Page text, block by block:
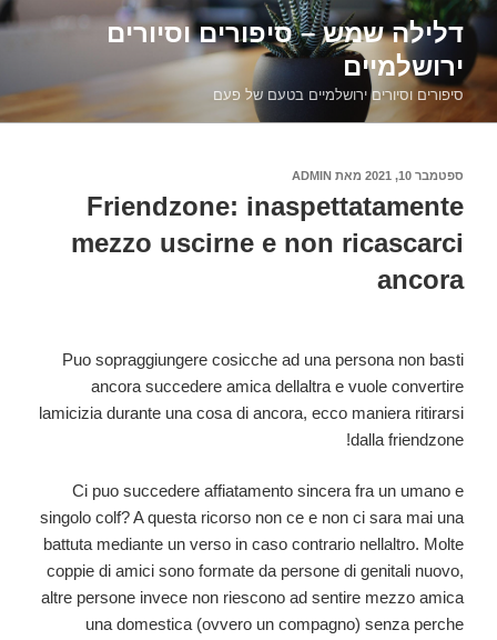
דילוג
לתוכןדלילה שמש – סיפורים וסיורים
ירושלמיים
סיפורים וסיורים ירושלמיים בטעם של פעם
פורסם
ספטמבר 10, 2021 מאת ADMIN
Friendzone: inaspettatamente
mezzo uscirne e non ricascarci
ancora
Puo sopraggiungere cosicche ad una persona non basti
ancora succedere amica dellaltra e vuole convertire
lamicizia durante una cosa di ancora, ecco maniera ritirarsi
dalla friendzone!
Ci puo succedere affiatamento sincera fra un umano e
singolo colf? A questa ricorso non ce e non ci sara mai una
battuta mediante un verso in caso contrario nellaltro. Molte
coppie di amici sono formate da persone di genitali nuovo,
altre persone invece non riescono ad sentire mezzo amica
una domestica (ovvero un compagno) senza perche